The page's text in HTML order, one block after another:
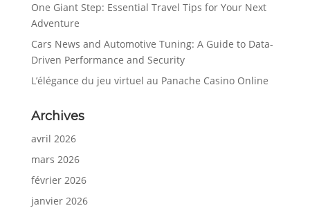
One Giant Step: Essential Travel Tips for Your Next
Adventure
Cars News and Automotive Tuning: A Guide to Data-
Driven Performance and Security
L’élégance du jeu virtuel au Panache Casino Online
Archives
avril 2026
mars 2026
février 2026
janvier 2026